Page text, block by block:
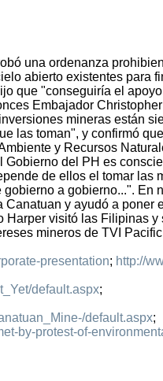
una ordenanza
abierto existentes para
que "conseguiría el
Embajador
mineras están
las toman", y confirmó
y Recursos
del PH es
de ellos el tomar las
a gobierno...". En
y ayudó a poner
visitó las Filipinas y
mineros de TVI
presentation; http://
default.aspx;
default.aspx;
by-protest-of-